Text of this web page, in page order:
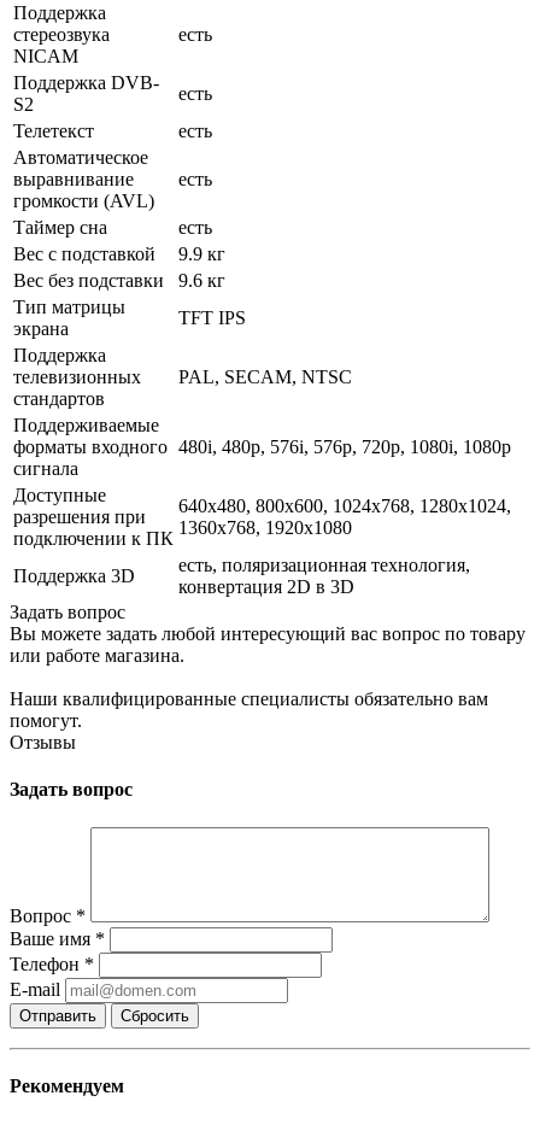
Поддержка
стереозвука
NICAM
есть
Поддержка DVB-
S2
есть
Телетекст
есть
Автоматическое
выравнивание
громкости (AVL)
есть
Таймер сна
есть
Вес с подставкой
9.9 кг
Вес без подставки
9.6 кг
Тип матрицы
экрана
TFT IPS
Поддержка
телевизионных
стандартов
PAL, SECAM, NTSC
Поддерживаемые
форматы входного
сигнала
480i, 480p, 576i, 576p, 720p, 1080i, 1080p
Доступные
разрешения при
подключении к ПК
640x480, 800x600, 1024x768, 1280x1024,
1360x768, 1920x1080
Поддержка 3D
есть, поляризационная технология,
конвертация 2D в 3D
Задать вопрос
Вы можете задать любой интересующий вас вопрос по товару
или работе магазина.
Наши квалифицированные специалисты обязательно вам
помогут.
Отзывы
Задать вопрос
Вопрос *
Ваше имя *
Телефон *
E-mail
Сбросить
Рекомендуем